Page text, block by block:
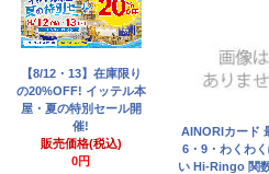
【8/12・13】在庫限り
の20%OFF! イッテル本
屋・夏の特別セール開
催!
販売価格(税込)
0円
AINORIカード
6・9・わくわ
い Hi-Ringo 関